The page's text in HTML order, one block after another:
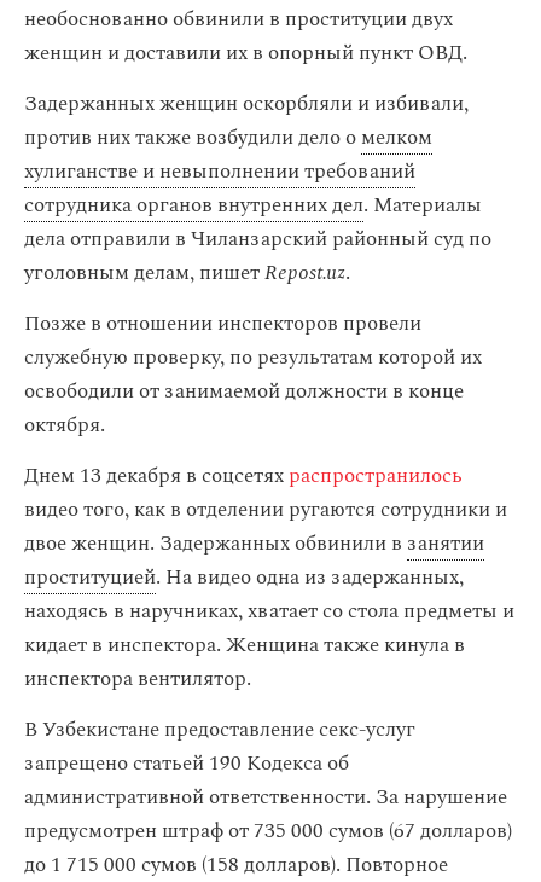
необоснованно обвинили в проституции двух
женщин и доставили их в опорный пункт ОВД.
Задержанных женщин оскорбляли и избивали,
против них также возбудили дело омелком
хулиганстве и невыполнении требований
сотрудника органов внутренних дел. Материалы
дела отправили в Чиланзарский районный суд по
уголовным делам, пишетRepost.uz.
Позже в отношении инспекторов провели
служебную проверку, по результатам которой их
освободили от занимаемой должности в конце
октября.
Днем 13 декабря в соцсетяхраспространилось
видео того, как в отделении ругаются сотрудники и
двое женщин. Задержанных обвинили в занятии
проституцией. На видео одна из задержанных,
находясь в наручниках, хватает со стола предметы и
кидает в инспектора. Женщина также кинула в
инспектора вентилятор.
В Узбекистане предоставление секс-услуг
запрещено статьей 190 Кодекса об
административной ответственности. За нарушение
предусмотрен штраф от 735 000 сумов (67 долларов)
до 1 715 000 сумов (158 долларов). Повторное